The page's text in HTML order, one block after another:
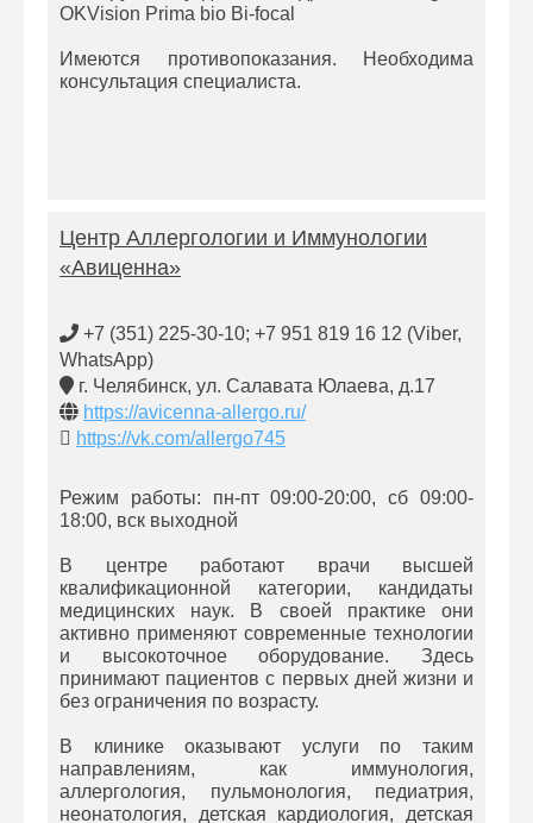
OKVision Prima bio Bi-focal
Имеются противопоказания. Необходима
консультация специалиста.
Центр Аллергологии и Иммунологии
«Авиценна»
+7 (351) 225-30-10; +7 951 819 16 12 (Viber,
WhatsApp)
г. Челябинск, ул. Салавата Юлаева, д.17
https://avicenna-allergo.ru/
https://vk.com/allergo745
Режим работы: пн-пт 09:00-20:00, сб 09:00-
18:00, вск выходной
В центре работают врачи высшей
квалификационной категории, кандидаты
медицинских наук. В своей практике они
активно применяют современные технологии
и высокоточное оборудование. Здесь
принимают пациентов с первых дней жизни и
без ограничения по возрасту.
В клинике оказывают услуги по таким
направлениям, как иммунология,
аллергология, пульмонология, педиатрия,
неонатология, детская кардиология, детская